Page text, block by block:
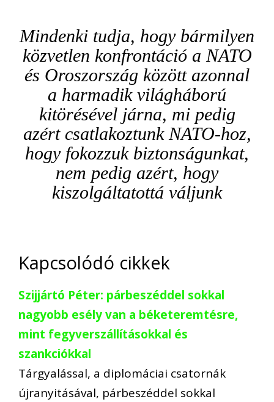
Mindenki tudja, hogy bármilyen
közvetlen konfrontáció a NATO
és Oroszország között azonnal
a harmadik világháború
kitörésével járna, mi pedig
azért csatlakoztunk NATO-hoz,
hogy fokozzuk biztonságunkat,
nem pedig azért, hogy
kiszolgáltatottá váljunk
Kapcsolódó cikkek
Szijjártó Péter: párbeszéddel sokkal
nagyobb esély van a béketeremtésre,
mint fegyverszállításokkal és
szankciókkal
Tárgyalással, a diplomáciai csatornák
újranyitásával, párbeszéddel sokkal